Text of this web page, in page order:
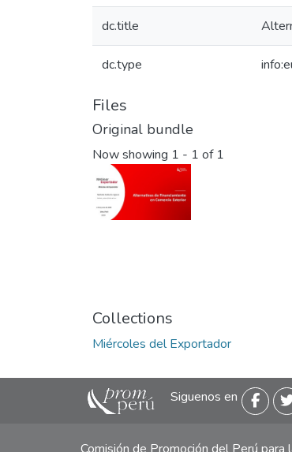
dc.title
dc.type
Files
Original bundle
Now showing 1 - 1 of 1
Collections
Miércoles del Exportador
Siguenos en